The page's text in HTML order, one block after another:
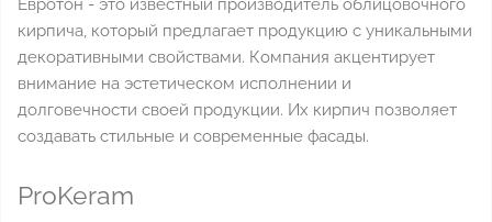
Евротон - это известный производитель облицовочного
кирпича, который предлагает продукцию с уникальными
декоративными свойствами. Компания акцентирует
внимание на эстетическом исполнении и
долговечности своей продукции. Их кирпич позволяет
создавать стильные и современные фасады.
ProKeram